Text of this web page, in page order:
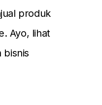
produk
Ayo, lihat
bisnis